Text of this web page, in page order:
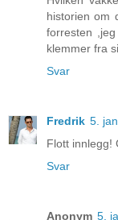
historien om
forresten
klemmer fra
Svar
Fredrik 5.
Flott innlegg!
Svar
Anonym 5.